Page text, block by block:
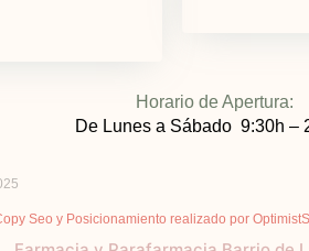
Horario de Apertura:
De Lunes a Sábado 9:30h –
Seo y Posicionamiento realizado por